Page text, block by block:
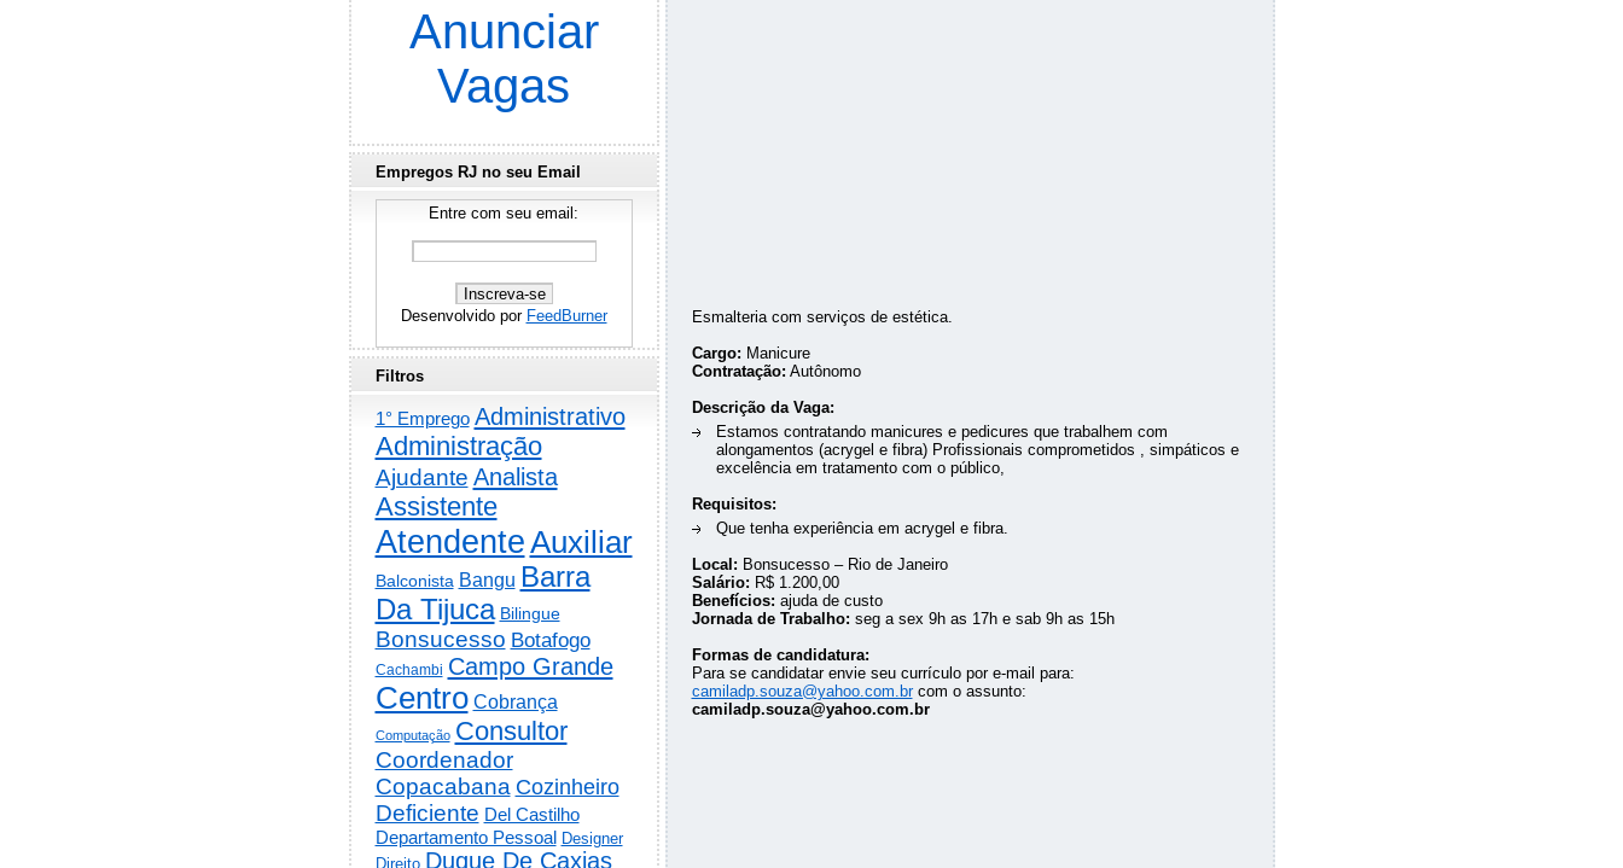
Esmalteria com serviços de estética.
Cargo: Manicure
Contratação: Autônomo
Descrição da Vaga:
Estamos contratando manicures e pedicures que trabalhem com
alongamentos (acrygel e fibra) Profissionais comprometidos , simpáticos e
excelência em tratamento com o público,
Requisitos:
Que tenha experiência em acrygel e fibra.
Local: Bonsucesso – Rio de Janeiro
Salário: R$ 1.200,00
Benefícios: ajuda de custo
Jornada de Trabalho: seg a sex 9h as 17h e sab 9h as 15h
Formas de candidatura:
Para se candidatar envie seu currículo por e-mail para:
camiladp.souza@yahoo.com.brcom o assunto:
camiladp.souza@yahoo.com.br
Anunciar
Vagas
Empregos RJ no seu Email
Entre com seu email:
Desenvolvido por FeedBurner
Filtros
1° Emprego Administrativo
Administração
Ajudante Analista
Assistente
AtendenteAuxiliar
Balconista Bangu Barra
Da Tijuca Bilingue
Bonsucesso Botafogo
Cachambi Campo Grande
Centro Cobrança
Computação Consultor
Coordenador
Copacabana Cozinheiro
Deficiente Del Castilho
Departamento Pessoal Designer
Direito Duque De Caxias